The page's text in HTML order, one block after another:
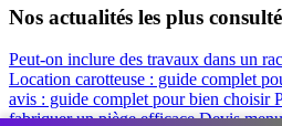
Nos actualités les plus
Peut-on inclure des travaux dans un
Location carotteuse : guide complet
avis : guide complet pour bien choisir
fabriquer un piège efficaceDevis